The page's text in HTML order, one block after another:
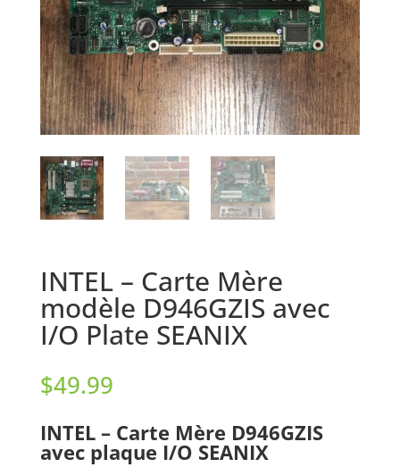
INTEL – Carte Mère
modèle D946GZIS avec
I/O Plate SEANIX
$49.99
INTEL – Carte Mère D946GZIS
avec plaque I/O SEANIX